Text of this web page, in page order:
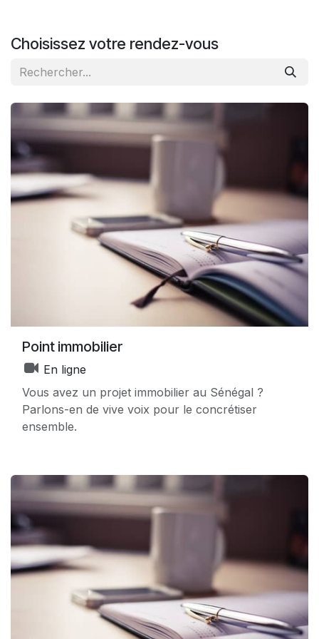
Choisissez votre rendez-vous
Point immobilier
En ligne
Vous avez un projet immobilier au Sénégal ?
Parlons-en de vive voix pour le concrétiser
ensemble.